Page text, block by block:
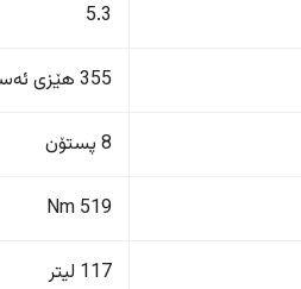
5.3
355 هێزی ئەسپ
8 پستۆن
519 Nm
117 لیتر